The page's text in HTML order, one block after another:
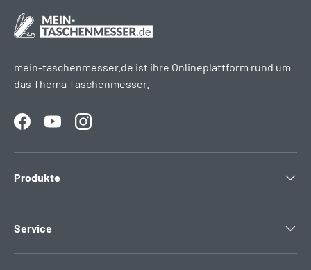
mein-taschenmesser.de ist ihre Onlineplattform rund um
das Thema Taschenmesser.
FacebookYouTubeInstagram
Produkte
Service